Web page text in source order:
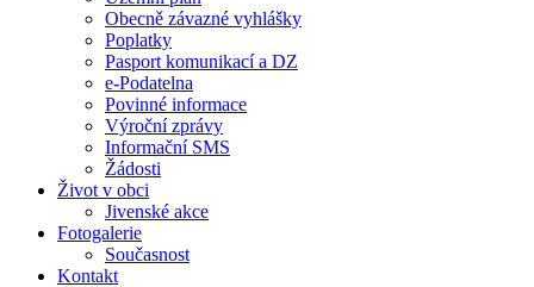
Obecně závazné vyhlášky
Poplatky
Pasport komunikací a DZ
e-Podatelna
Povinné informace
Výroční zprávy
Informační SMS
Žádosti
Život v obci
Jivenské akce
Fotogalerie
Současnost
Kontakt